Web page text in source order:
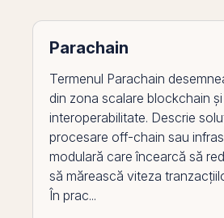
Parachain
Termenul Parachain
din zona scalare blockchain și
interoperabilitate. Descrie
procesare off-chain sau
modulară care încearcă să
să mărească viteza
În prac...